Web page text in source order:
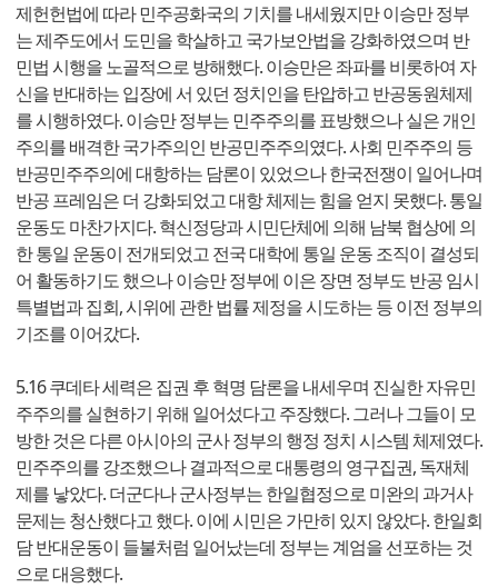
제헌헌법에 따라 민주공화국의 기치를 내세웠지만 이승만 정부
는 제주도에서 도민을 학살하고 국가보안법을 강화하였으며 반
민법 시행을 노골적으로 방해했다. 이승만은 좌파를 비롯하여 자
신을 반대하는 입장에 서 있던 정치인을 탄압하고 반공동원체제
를 시행하였다. 이승만 정부는 민주주의를 표방했으나 실은 개인
주의를 배격한 국가주의인 반공민주주의였다. 사회 민주주의 등
반공민주주의에 대항하는 담론이 있었으나 한국전쟁이 일어나며
반공 프레임은 더 강화되었고 대항 체제는 힘을 얻지 못했다. 통일
운동도 마찬가지다. 혁신정당과 시민단체에 의해 남북 협상에 의
한 통일 운동이 전개되었고 전국 대학에 통일 운동 조직이 결성되
어 활동하기도 했으나 이승만 정부에 이은 장면 정부도 반공 임시
특별법과 집회, 시위에 관한 법률 제정을 시도하는 등 이전 정부의
기조를 이어갔다.
5.16 쿠데타 세력은 집권 후 혁명 담론을 내세우며 진실한 자유민
주주의를 실현하기 위해 일어섰다고 주장했다. 그러나 그들이 모
방한 것은 다른 아시아의 군사 정부의 행정 정치 시스템 체제였다.
민주주의를 강조했으나 결과적으로 대통령의 영구집권, 독재체
제를 낳았다. 더군다나 군사정부는 한일협정으로 미완의 과거사
문제는 청산했다고 했다. 이에 시민은 가만히 있지 않았다. 한일회
담 반대운동이 들불처럼 일어났는데 정부는 계엄을 선포하는 것
으로 대응했다.